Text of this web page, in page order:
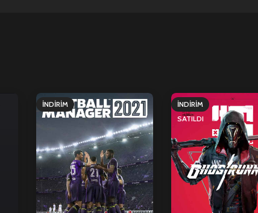
İNDIRIM
İNDIRIM
SATILDI